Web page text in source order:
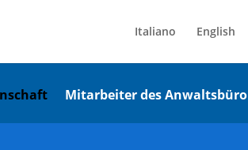
Italiano English
Mitarbeiter des Anwaltsbüro